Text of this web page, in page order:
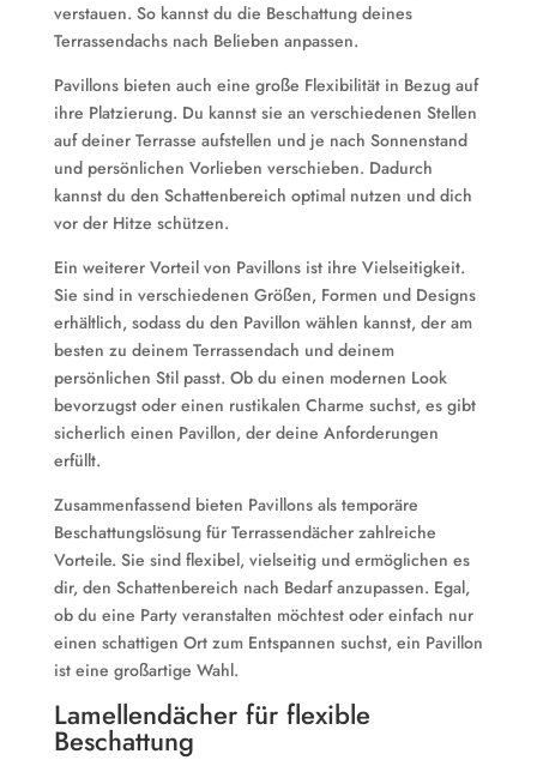
verstauen. So kannst du die Beschattung deines
Terrassendachs nach Belieben anpassen.
Pavillons bieten auch eine große Flexibilität in Bezug auf
ihre Platzierung. Du kannst sie an verschiedenen Stellen
auf deiner Terrasse aufstellen und je nach Sonnenstand
und persönlichen Vorlieben verschieben. Dadurch
kannst du den Schattenbereich optimal nutzen und dich
vor der Hitze schützen.
Ein weiterer Vorteil von Pavillons ist ihre Vielseitigkeit.
Sie sind in verschiedenen Größen, Formen und Designs
erhältlich, sodass du den Pavillon wählen kannst, der am
besten zu deinem Terrassendach und deinem
persönlichen Stil passt. Ob du einen modernen Look
bevorzugst oder einen rustikalen Charme suchst, es gibt
sicherlich einen Pavillon, der deine Anforderungen
erfüllt.
Zusammenfassend bieten Pavillons als temporäre
Beschattungslösung für Terrassendächer zahlreiche
Vorteile. Sie sind flexibel, vielseitig und ermöglichen es
dir, den Schattenbereich nach Bedarf anzupassen. Egal,
ob du eine Party veranstalten möchtest oder einfach nur
einen schattigen Ort zum Entspannen suchst, ein Pavillon
ist eine großartige Wahl.
Lamellendächer für flexible
Beschattung